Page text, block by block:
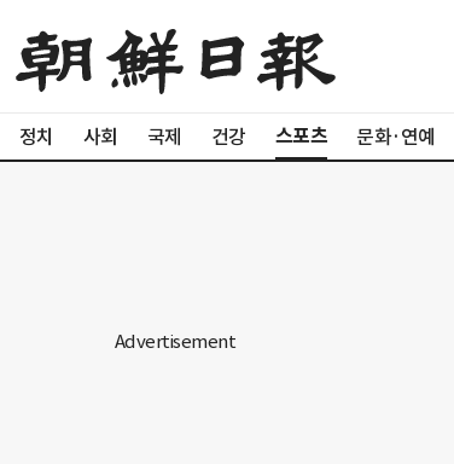
정치 사회 국제 건강 스포츠 문화·연예